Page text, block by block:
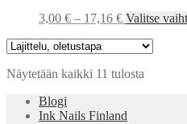
3,00 € – 17,16 €Hintaluokka:
Valitse
Näytetään kaikki 11 tulosta
Blogi
Ink Nails Finland